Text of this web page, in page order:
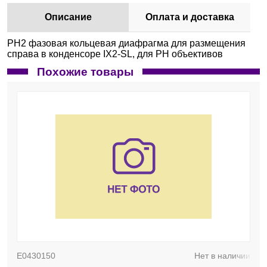
Описание Оплата и доставка
PH2 фазовая кольцевая диафрагма для размещения
справа в конденсоре IX2-SL, для РН объективов
Похожие товары
E0430150 Нет в наличии